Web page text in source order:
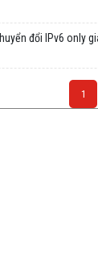
đổi IPv6 only
1